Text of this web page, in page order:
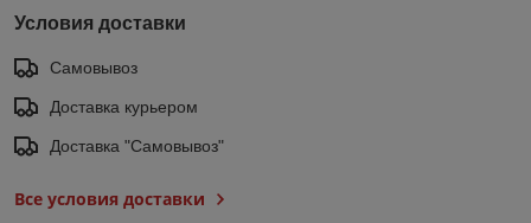
Условия доставки
Самовывоз
Доставка курьером
Доставка "Самовывоз"
Все условия доставки